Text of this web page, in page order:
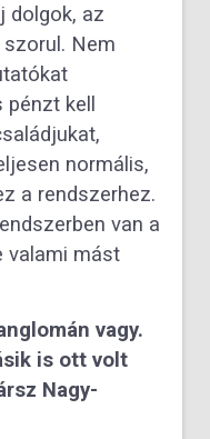
dolgok, az
Nem
pénzt kell
normális,
a rendszerhez.
van a
valami mást
vagy.
is ott volt
Nagy-